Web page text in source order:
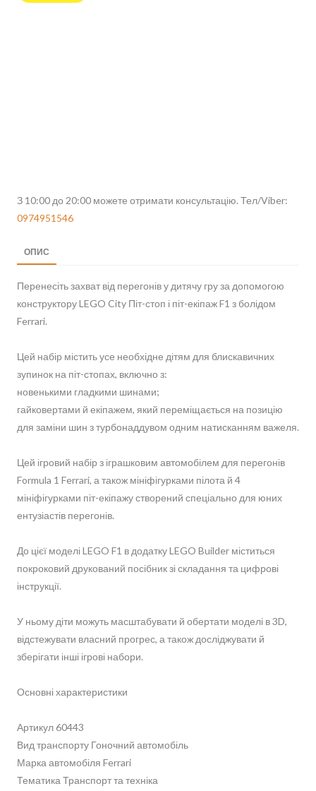
З 10:00 до 20:00 можете отримати консультацію. Тел/Viber:
0974951546
ОПИС
Перенесіть захват від перегонів у дитячу гру за допомогою
конструктору LEGO City Піт-стоп і піт-екіпаж F1 з болідом
Ferrari.
Цей набір містить усе необхідне дітям для блискавичних
зупинок на піт-стопах, включно з:
новенькими гладкими шинами;
гайковертами й екіпажем, який переміщається на позицію
для заміни шин з турбонаддувом одним натисканням важеля.
Цей ігровий набір з іграшковим автомобілем для перегонів
Formula 1 Ferrari, а також мініфігурками пілота й 4
мініфігурками піт-екіпажу створений спеціально для юних
ентузіастів перегонів.
До цієї моделі LEGO F1 в додатку LEGO Builder міститься
покроковий друкований посібник зі складання та цифрові
інструкції.
У ньому діти можуть масштабувати й обертати моделі в 3D,
відстежувати власний прогрес, а також досліджувати й
зберігати інші ігрові набори.
Основні характеристики
Артикул 60443
Вид транспорту Гоночний автомобіль
Марка автомобіля Ferrari
Тематика Транспорт та техніка